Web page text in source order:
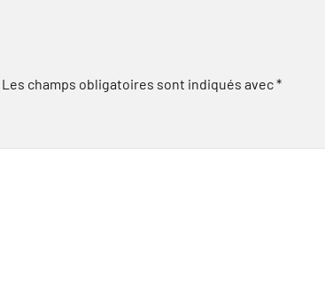
Les champs obligatoires sont indiqués avec*